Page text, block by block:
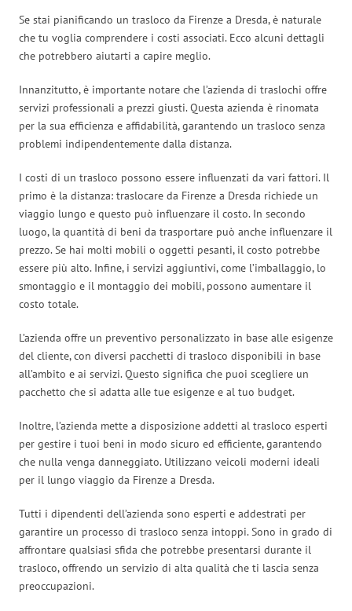
Se stai pianificando un trasloco da Firenze a Dresda, è naturale
che tu voglia comprendere i costi associati. Ecco alcuni dettagli
che potrebbero aiutarti a capire meglio.
Innanzitutto, è importante notare che l’azienda di traslochi offre
servizi professionali a prezzi giusti. Questa azienda è rinomata
per la sua efficienza e affidabilità, garantendo un trasloco senza
problemi indipendentemente dalla distanza.
I costi di un trasloco possono essere influenzati da vari fattori. Il
primo è la distanza: traslocare da Firenze a Dresda richiede un
viaggio lungo e questo può influenzare il costo. In secondo
luogo, la quantità di beni da trasportare può anche influenzare il
prezzo. Se hai molti mobili o oggetti pesanti, il costo potrebbe
essere più alto. Infine, i servizi aggiuntivi, come l’imballaggio, lo
smontaggio e il montaggio dei mobili, possono aumentare il
costo totale.
L’azienda offre un preventivo personalizzato in base alle esigenze
del cliente, con diversi pacchetti di trasloco disponibili in base
all’ambito e ai servizi. Questo significa che puoi scegliere un
pacchetto che si adatta alle tue esigenze e al tuo budget.
Inoltre, l’azienda mette a disposizione addetti al trasloco esperti
per gestire i tuoi beni in modo sicuro ed efficiente, garantendo
che nulla venga danneggiato. Utilizzano veicoli moderni ideali
per il lungo viaggio da Firenze a Dresda.
Tutti i dipendenti dell’azienda sono esperti e addestrati per
garantire un processo di trasloco senza intoppi. Sono in grado di
affrontare qualsiasi sfida che potrebbe presentarsi durante il
trasloco, offrendo un servizio di alta qualità che ti lascia senza
preoccupazioni.